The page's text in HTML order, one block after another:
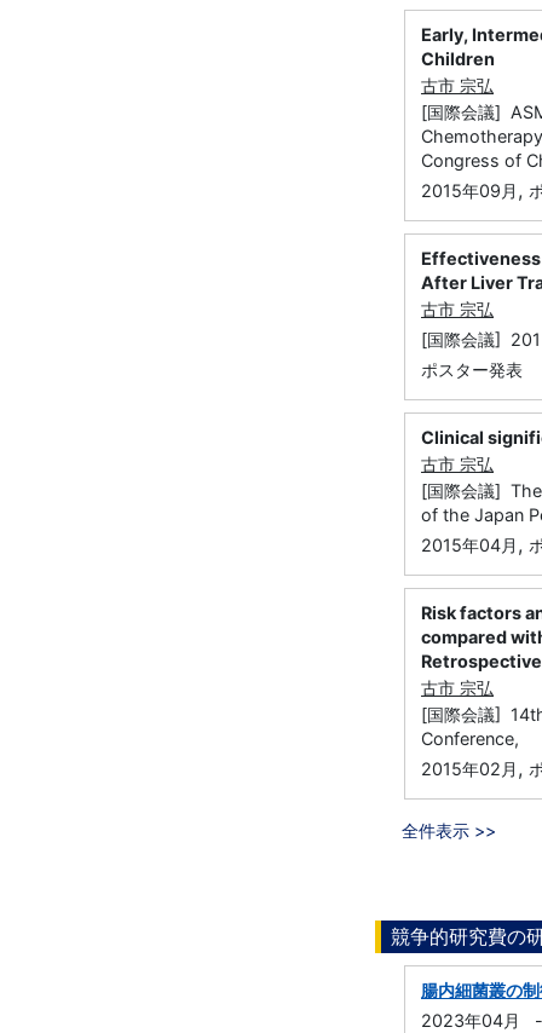
Early,
Children
古市 宗弘
[国際会議]
Congress of
2015年09月 ,
After Liver
古市 宗弘
[国際会議]
ポスター発表
Clinical
古市 宗弘
[国際会議]
of the Japan
2015年04月 ,
Risk factors
compared
古市 宗弘
[国際会議]
Conference,
2015年02月 ,
全件表示 >>
競争的研究費の
腸内細菌叢の
2023年04月
-